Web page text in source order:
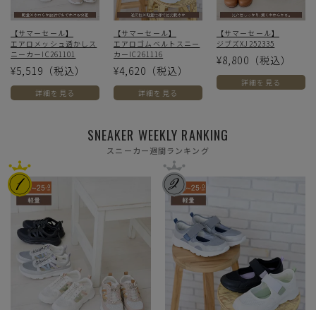
【サマーセール】
エアロメッシュ透かしス
ニーカーIC261101
¥5,519 （税込）
詳細を見る
【サマーセール】
エアロゴムベルトスニー
カーIC261116
¥4,620 （税込）
詳細を見る
【サマーセール】
ジブズXJ252335
¥8,800 （税込）
詳細を見る
SNEAKER WEEKLY RANKING
スニーカー週間ランキング